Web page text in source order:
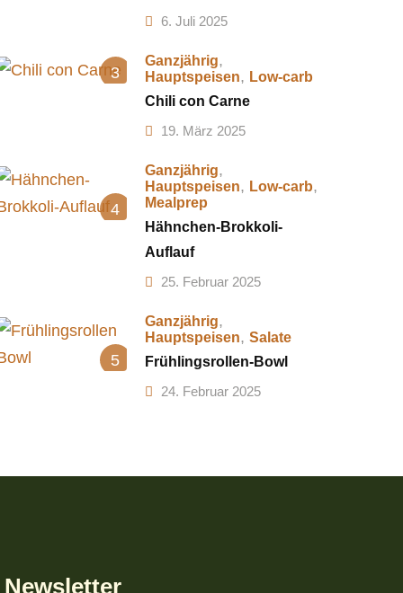
6. Juli 2025
3
Ganzjährig,
Hauptspeisen, Low-carb
Chili con Carne
19. März 2025
4
Ganzjährig,
Hauptspeisen, Low-carb,
Mealprep
Hähnchen-Brokkoli-
Auflauf
25. Februar 2025
5
Ganzjährig,
Hauptspeisen, Salate
Frühlingsrollen-Bowl
24. Februar 2025
Newsletter